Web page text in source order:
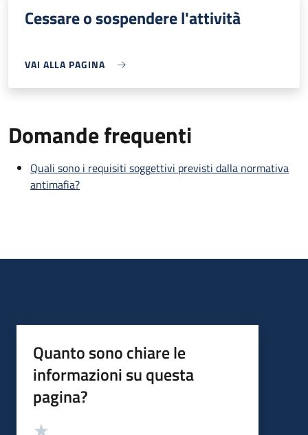
Cessare o sospendere l'attività
VAI ALLA PAGINA
Domande frequenti
Quali sono i requisiti soggettivi previsti dalla normativa
antimafia?
Quanto sono chiare le
informazioni su questa
pagina?
Valutazione